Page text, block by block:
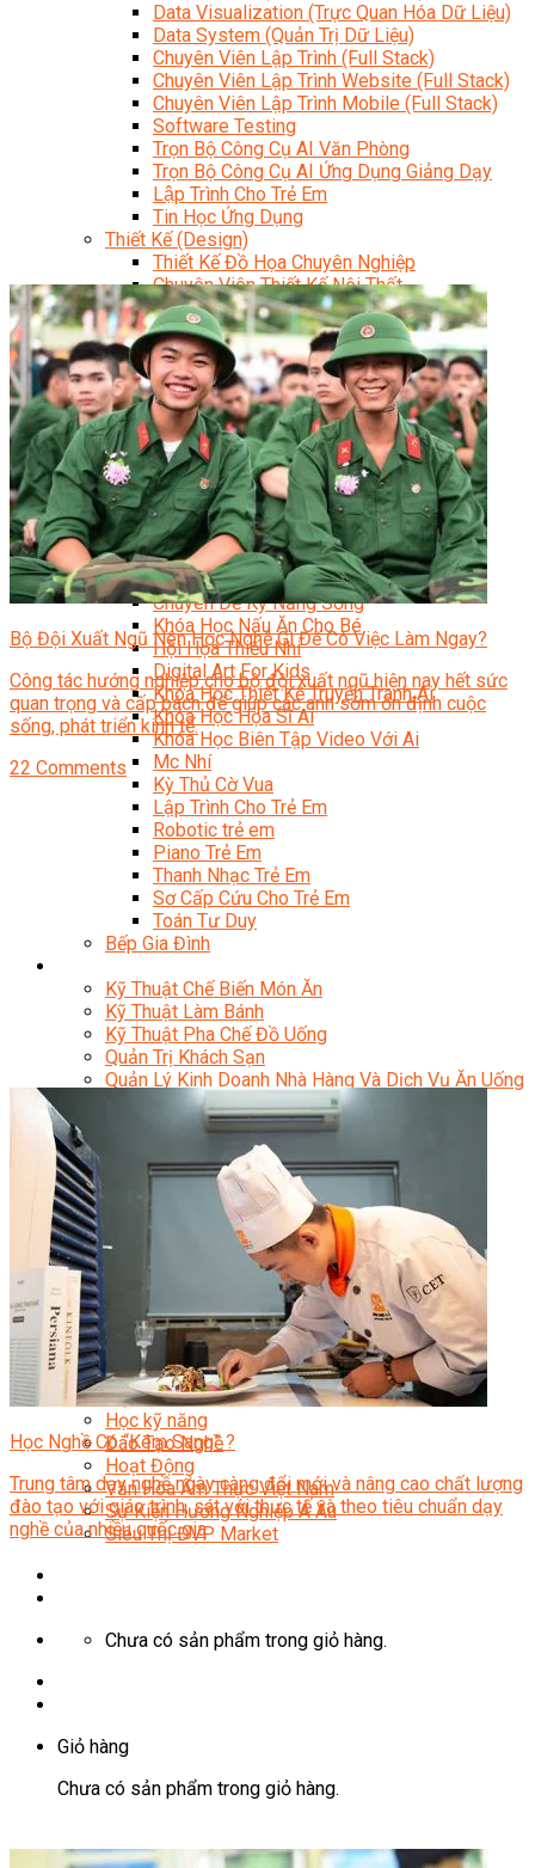
Data Visualization (Trực Quan Hóa Dữ Liệu)
Data System (Quản Trị Dữ Liệu)
Chuyên Viên Lập Trình (Full Stack)
Chuyên Viên Lập Trình Website (Full Stack)
Chuyên Viên Lập Trình Mobile (Full Stack)
Software Testing
Trọn Bộ Công Cụ AI Văn Phòng
Trọn Bộ Công Cụ AI Ứng Dụng Giảng Dạy
Lập Trình Cho Trẻ Em
Tin Học Ứng Dụng
Thiết Kế (Design)
Thiết Kế Đồ Họa Chuyên Nghiệp
Chuyên Viên Thiết Kế Nội Thất
3D Game Art & Design
Mỹ Thuật Đa Phương Tiện
3D Animation
Mỹ Thuật Số – Digital Art
Motion Graphics Basic
Adobe Photoshop – Illustrator
Hội Họa Thiếu Nhi
Digital Art For Kids
Venus Academy
Sunny STEAM Academy
Trại Hè Kỹ Năng
Trại Hè Hướng Nghiệp
Chuyên Đề Á Âu Kitchen For Kid & Teen
Chuyên Đề Kỹ Năng Sống
Khóa Học Nấu Ăn Cho Bé
Hội Họa Thiếu Nhi
Digital Art For Kids
Khóa Học Thiết Kế Truyện Tranh Ai
Khóa Học Họa Sĩ Ai
Khóa Học Biên Tập Video Với Ai
Mc Nhí
Kỳ Thủ Cờ Vua
Lập Trình Cho Trẻ Em
Robotic trẻ em
Piano Trẻ Em
Thanh Nhạc Trẻ Em
Sơ Cấp Cứu Cho Trẻ Em
Toán Tư Duy
Bếp Gia Đình
Kỹ Thuật Chế Biến Món Ăn
Kỹ Thuật Làm Bánh
Kỹ Thuật Pha Chế Đồ Uống
Quản Trị Khách Sạn
Quản Lý Kinh Doanh Nhà Hàng Và Dịch Vụ Ăn Uống
Hướng Dẫn Du Lịch
Quản Trị Lữ Hành
Tạo Mẫu Và Chăm Sóc Sắc Đẹp
Truyền Thông Đa Phương Tiện
Công Nghệ Thông Tin
Thiết Kế Đồ Họa
Điện Công Nghiệp Và Dân Dụng
Văn Hóa Phổ Thông
Nâng Cao Năng Lực Tiếng Anh – Chuẩn TOEIC
Tin Tức
HỌC BỔNG 2026
Học kỹ năng
Đào Tạo Nghề
Hoạt Động
Văn Hóa Ẩm Thực Việt Nam
Sự Kiện Hướng Nghiệp Á Âu
Siêu Thị ĐVP Market
Chưa có sản phẩm trong giỏ hàng.
Giỏ hàng
Chưa có sản phẩm trong giỏ hàng.
Bộ Đội Xuất Ngũ Nên Học Nghề Gì Để Có Việc Làm Ngay?
Công tác hướng nghiệp cho bộ đội xuất ngũ hiện nay hết sức
quan trọng và cấp bách để giúp các anh sớm ổn định cuộc
sống, phát triển kinh tế.
22 Comments
Học Nghề Có “Kém Sang” ?
Trung tâm dạy nghề ngày càng đổi mới và nâng cao chất lượng
đào tạo với giáo trình, sát với thực tế và theo tiêu chuẩn dạy
nghề của nhiều quốc gia